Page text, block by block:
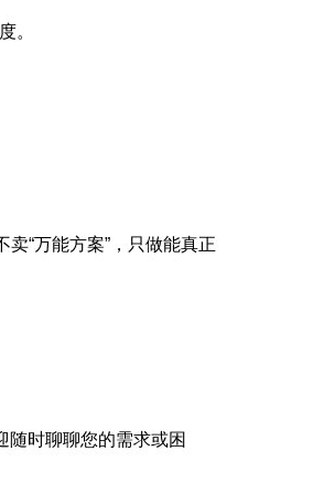
。
“万能方案”，只做能真正
随时聊聊您的需求或困